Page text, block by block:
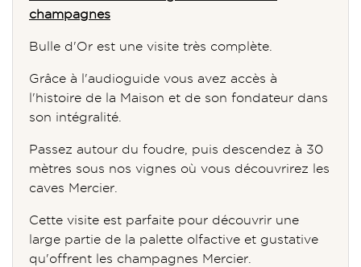
champagnes
Bulle d'Or est une visite très complète.
Grâce à l'audioguide vous avez accès à
l'histoire de la Maison et de son fondateur dans
son intégralité.
Passez autour du foudre, puis descendez à 30
mètres sous nos vignes où vous découvrirez les
caves Mercier.
Cette visite est parfaite pour découvrir une
large partie de la palette olfactive et gustative
qu'offrent les champagnes Mercier.